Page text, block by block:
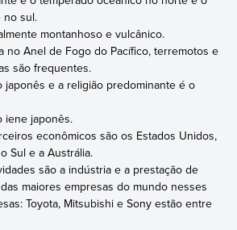
no sul.
montanhoso e vulcânico.
no Anel de Fogo do Pacífico, terremotos e
são frequentes.
japonês e a religião predominante é o
iene japonês.
econômicos são os Estados Unidos,
Sul e a Austrália.
são a indústria e a prestação de
maiores empresas do mundo nesses
Toyota, Mitsubishi e Sony estão entre